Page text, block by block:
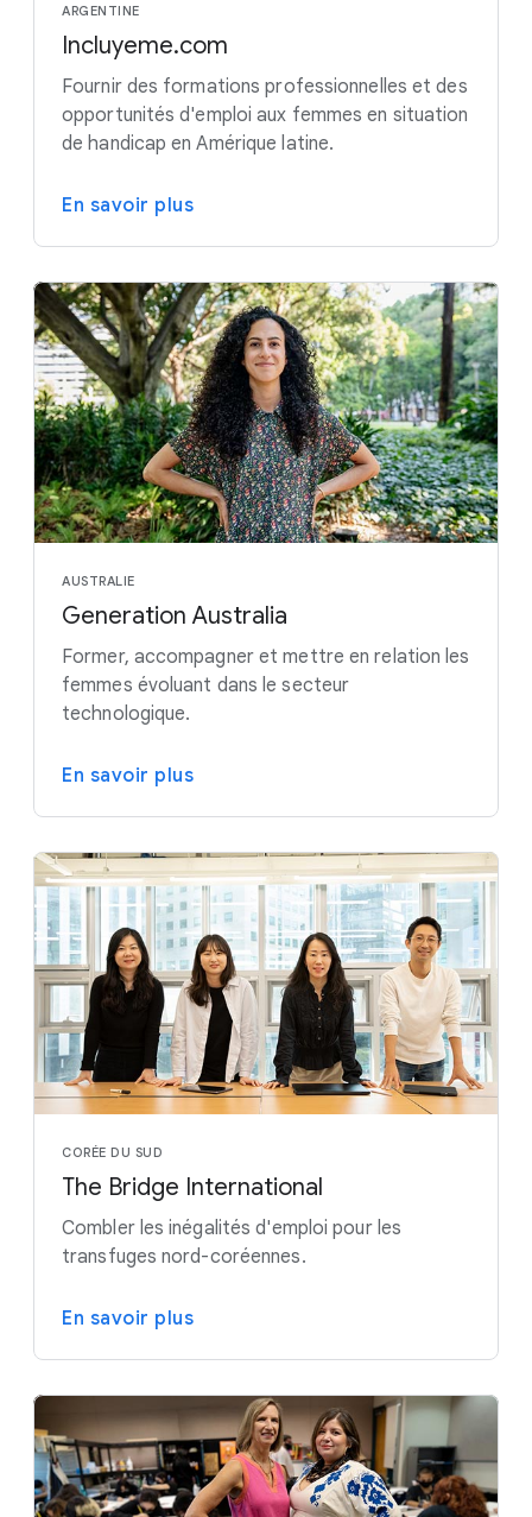
ARGENTINE
Incluyeme.com
Fournir des formations professionnelles et des
opportunités d'emploi aux femmes en situation
de handicap en Amérique latine.
En savoir plus
AUSTRALIE
Generation Australia
Former, accompagner et mettre en relation les
femmes évoluant dans le secteur
technologique.
En savoir plus
CORÉE DU SUD
The Bridge International
Combler les inégalités d'emploi pour les
transfuges nord-coréennes.
En savoir plus